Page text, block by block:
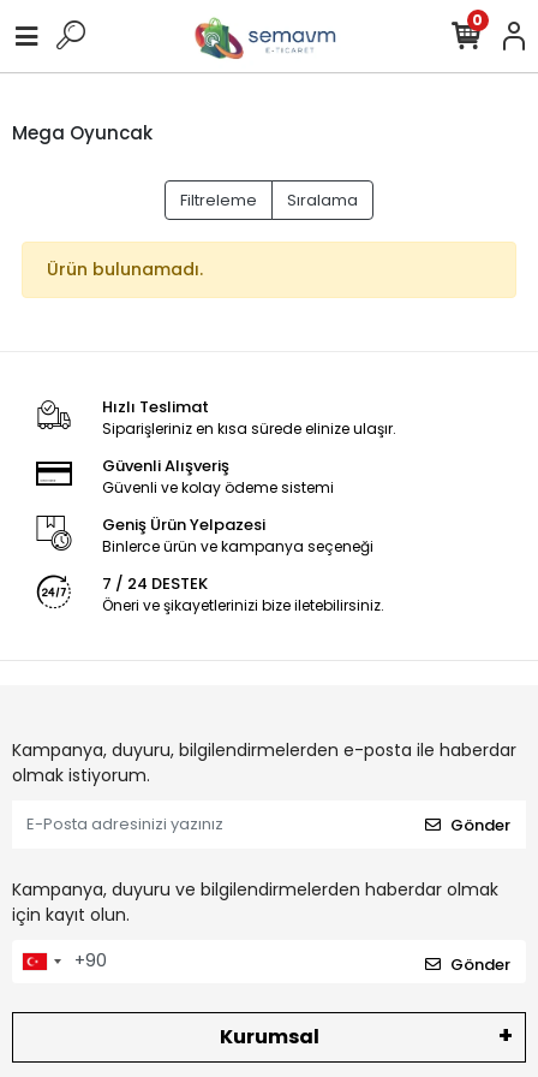
0
Mega Oyuncak
Filtreleme Sıralama
Ürün bulunamadı.
Hızlı Teslimat
Siparişleriniz en kısa sürede elinize ulaşır.
Güvenli Alışveriş
Güvenli ve kolay ödeme sistemi
Geniş Ürün Yelpazesi
Binlerce ürün ve kampanya seçeneği
7 / 24 DESTEK
Öneri ve şikayetlerinizi bize iletebilirsiniz.
Kampanya, duyuru, bilgilendirmelerden e-posta ile haberdar
olmak istiyorum.
Gönder
Kampanya, duyuru ve bilgilendirmelerden haberdar olmak
için kayıt olun.
Gönder
Kurumsal